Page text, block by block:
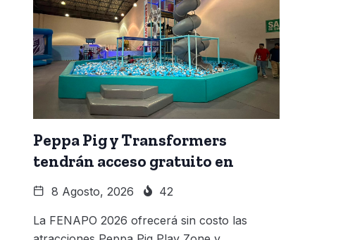
Peppa Pig y Transformers
tendrán acceso gratuito en
8 Agosto, 2026 42
La FENAPO 2026 ofrecerá sin costo las